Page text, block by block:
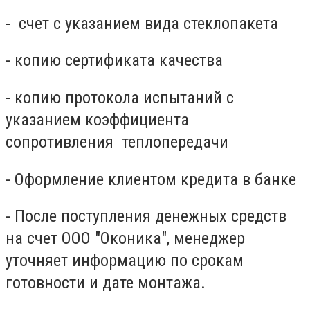
- счет с указанием вида стеклопакета
- копию сертификата качества
- копию протокола испытаний с
указанием коэффициента
сопротивления теплопередачи
- Оформление клиентом кредита в банке
- После поступления денежных средств
на счет ООО "Оконика", менеджер
уточняет информацию по срокам
готовности и дате монтажа.